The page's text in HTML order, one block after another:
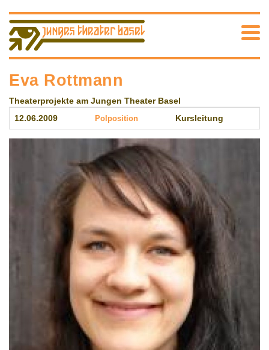
Eva Rottmann
Theaterprojekte am Jungen Theater Basel
12.06.2009 Polposition Kursleitung